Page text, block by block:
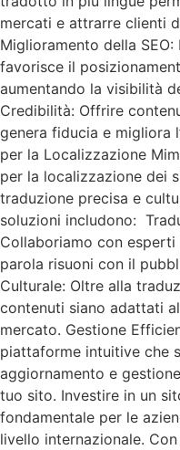
mercati e attrarre clienti
Miglioramento della
favorisce il
aumentando la visibilità
Credibilità: Offrire
genera fiducia e migliora
per la Localizzazione
per la localizzazione dei
traduzione precisa e
soluzioni includono:
Collaboriamo con
parola risuoni con il
Culturale: Oltre alla
contenuti siano adattati
mercato. Gestione
piattaforme intuitive che
aggiornamento e
tuo sito. Investire in un
fondamentale per le
livello internazionale.